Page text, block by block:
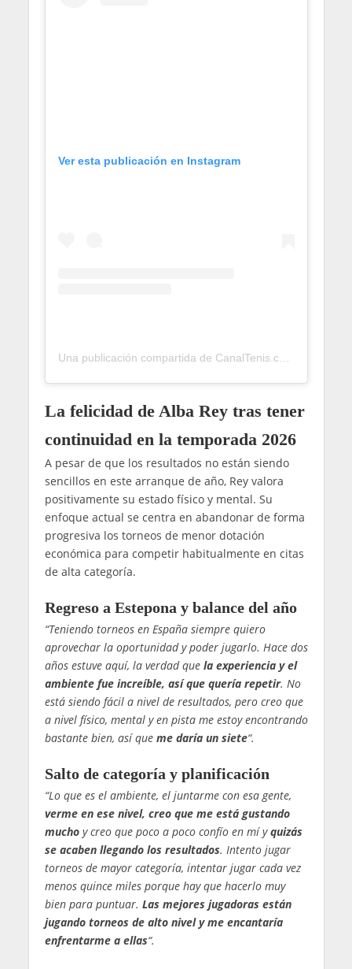
Ver esta publicación en Instagram
Una publicación compartida de CanalTenis.com 🎾 (@canaltenis)
La felicidad de Alba Rey tras tener
continuidad en la temporada 2026
A pesar de que los resultados no están siendo
sencillos en este arranque de año, Rey valora
positivamente su estado físico y mental. Su
enfoque actual se centra en abandonar de forma
progresiva los torneos de menor dotación
económica para competir habitualmente en citas
de alta categoría.
Regreso a Estepona y balance del año
“Teniendo torneos en España siempre quiero
aprovechar la oportunidad y poder jugarlo. Hace dos
años estuve aquí, la verdad que la experiencia y el
ambiente fue increíble, así que quería repetir. No
está siendo fácil a nivel de resultados, pero creo que
a nivel físico, mental y en pista me estoy encontrando
bastante bien, así que me daría un siete“.
Salto de categoría y planificación
“Lo que es el ambiente, el juntarme con esa gente,
verme en ese nivel, creo que me está gustando
muchoy creo que poco a poco confío en mí yquizás
se acaben llegando los resultados. Intento jugar
torneos de mayor categoría, intentar jugar cada vez
menos quince miles porque hay que hacerlo muy
bien para puntuar. Las mejores jugadoras están
jugando torneos de alto nivel y me encantaría
enfrentarme a ellas“.